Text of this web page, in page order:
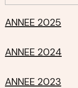
ANNEE 2025
ANNEE 2024
ANNEE 2023